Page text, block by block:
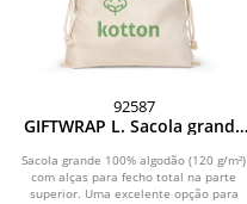
92587
GIFTWRAP L. Sacola grande
Sacola grande 100% algodão (120 g/m²)
com alças para fecho total na parte
superior. Uma excelente opção para